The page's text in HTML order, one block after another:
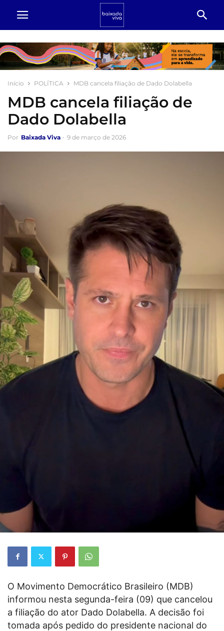
Início POLÍTICA MDB cancela filiação de Dado Dolabella
MDB cancela filiação de
Dado Dolabella
Por Baixada Viva - 9 de março de 2026
O Movimento Democrático Brasileiro (MDB)
informou nesta segunda-feira (09) que cancelou
a filiação do ator Dado Dolabella. A decisão foi
tomada após pedido do presidente nacional do